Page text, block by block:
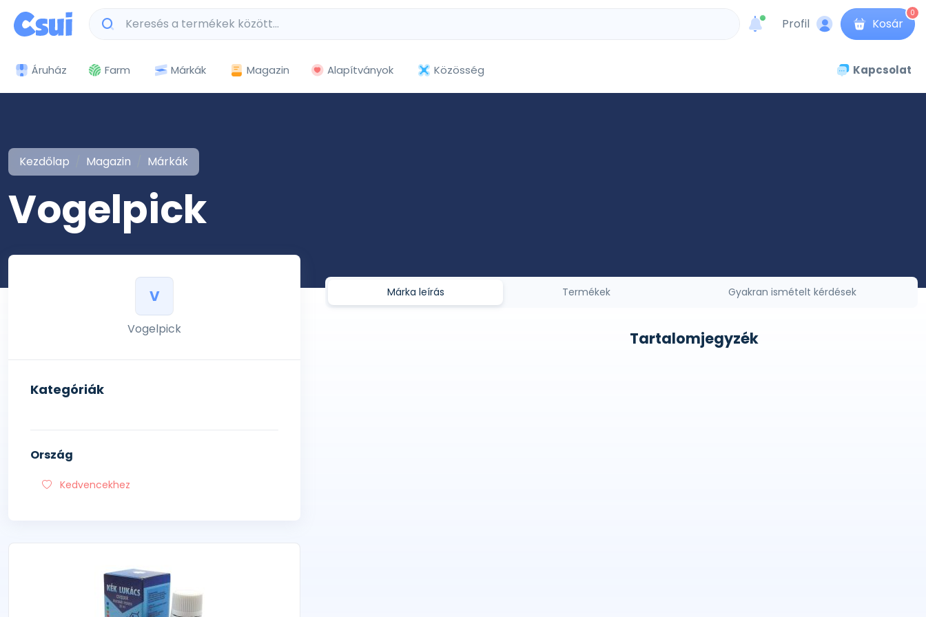
unread messages
Profil Kosár
0
Áruház Farm Márkák Magazin Alapítványok Közösség Kapcsolat
Kezdőlap Magazin Márkák
Vogelpick
V
Vogelpick
Kategóriák
Ország
Kedvencekhez
Márka leírás Termékek Gyakran ismételt kérdések
Tartalomjegyzék